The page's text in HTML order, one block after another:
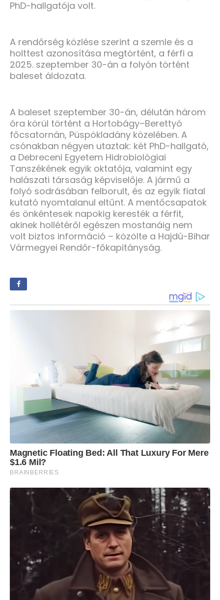
PhD-hallgatója volt.
A rendőrség közlése szerint a szemle és a
holttest azonosítása megtörtént, a férfi a
2025. szeptember 30-án a folyón történt
baleset áldozata.
A baleset szeptember 30-án, délután három
óra körül történt a Hortobágy–Berettyó
főcsatornán, Püspökladány közelében. A
csónakban négyen utaztak: két PhD-hallgató,
a Debreceni Egyetem Hidrobiológiai
Tanszékének egyik oktatója, valamint egy
halászati társaság képviselője. A jármű a
folyó sodrásában felborult, és az egyik fiatal
kutató nyomtalanul eltűnt. A mentőcsapatok
és önkéntesek napokig keresték a férfit,
akinek hollétéről egészen mostanáig nem
volt biztos információ – közölte a Hajdú-Bihar
Vármegyei Rendőr-főkapitányság.